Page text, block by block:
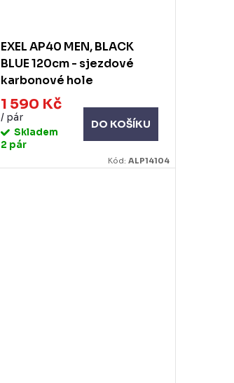
EXEL AP40 MEN, BLACK
BLUE 120cm - sjezdové
karbonové hole
1 590 Kč
/ pár
Skladem
2 pár
DO KOŠÍKU
Kód: ALP14104